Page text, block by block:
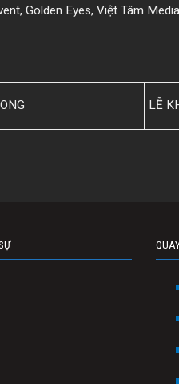
Golden Eyes, Việt Tâm
LỄ